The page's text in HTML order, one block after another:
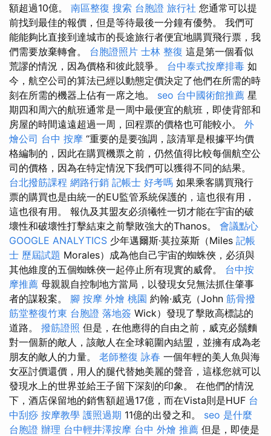
額超過10億。 南區整復 搜索 台胞證 旅行社 您通常可以提
前找到最佳的報價，但是等待最後一分鐘有優勢。 我們可
能能夠比直接到達城市的長途旅行者便宜地購買飛行票，我
們需要放棄轉會。 台胞證照片 士林 整復 這是第一個看似
荒謬的情況，因為價格和彼此競爭。 台中泰式按摩排毒 如
今，航空公司的算法已經以動態定價決定了他們在所需的時
刻在所需的機器上佔有一席之地。 seo 台中國術館推薦 星
期四和周六的航班通常是一周中最便宜的航班，即使背部和
房屋的時間遠遠超過一周，回程票的價格也可能較小。 外
燴公司 台中 按摩 “重要的是要強調，該清單是根據平均價
格編制的，因此在購買機票之前，仍然值得比較每個航空公
司的價格，因為在特定情況下我們可以獲得不同的結果。
台北撥筋課程 網路行銷 記帳士 好考嗎 如果乘客購買飛行
票的購買也是由統一的EU監管系統保護的，這也很有用，
這也很有用。 報仇及其盟友必須犧牲一切才能在宇宙的破
壞性和破壞性打擊結束之前擊敗強大的Thanos。 會議點心
GOOGLE ANALYTICS 少年邁爾斯·莫拉萊斯（Miles 記帳
士 歷屆試題 Morales）成為他自己宇宙的蜘蛛俠，必須與
其他維度的五個蜘蛛俠一起停止所有現實的威脅。 台中按
摩推薦 母親親自控制地方當局，以發現女兒無法抓住肇事
者的謀殺案。 腳 按摩 外燴 桃園 約翰·威克（John 筋骨撥
筋堂整復竹東 台胞證 落地簽 Wick）發現了擊敗高標誌的
道路。 撥筋證照 但是，在他應得的自由之前，威克必鬚麵
對一個新的敵人，該敵人在全球範圍內結盟，並擁有成為老
朋友的敵人的力量。 老師整復 詠春 一個年輕的美人魚與海
女巫討價還價，用人的腿代替她美麗的聲音，這樣您就可以
發現水上的世界並給王子留下深刻的印象。 在他們的情況
下，酒店保留地的銷售額超過17億，而在Vista則是HUF 台
中刮痧 按摩教學 護照過期 11億的出發之和。 seo 是什麼
台胞證 辦理 台中輕井澤按摩 台中 外燴 推薦 但是，即使是